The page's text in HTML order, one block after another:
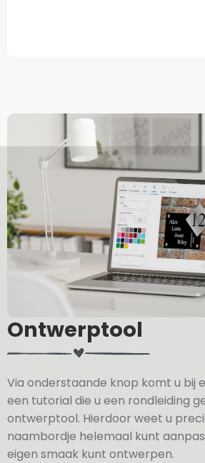
Ontwerptool
Via onderstaande knop komt u bij
een tutorial die u een rondleiding
ontwerptool. Hierdoor weet u
naambordje helemaal kunt
eigen smaak kunt ontwerpen.